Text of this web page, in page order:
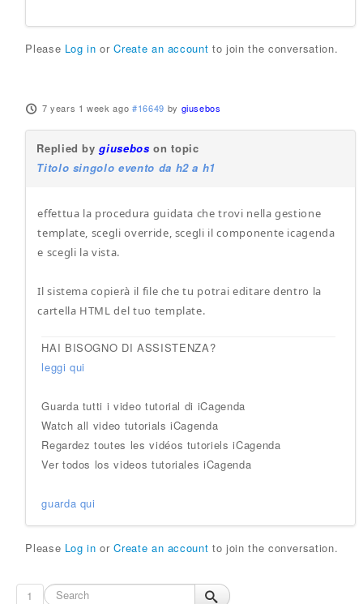
Please Log in orCreate an account to join the conversation.
7 years 1 week ago #16649 by giusebos
Replied bygiusebos on topic
Titolo singolo evento da h2 a h1
effettua la procedura guidata che trovi nella gestione
template, scegli override, scegli il componente icagenda
e scegli la vista.
Il sistema copierà il file che tu potrai editare dentro la
cartella HTML del tuo template.
HAI BISOGNO DI ASSISTENZA?
leggi qui
Guarda tutti i video tutorial di iCagenda
Watch all video tutorials iCagenda
Regardez toutes les vidéos tutoriels iCagenda
Ver todos los videos tutoriales iCagenda
guarda qui
Please Log in orCreate an account to join the conversation.
1